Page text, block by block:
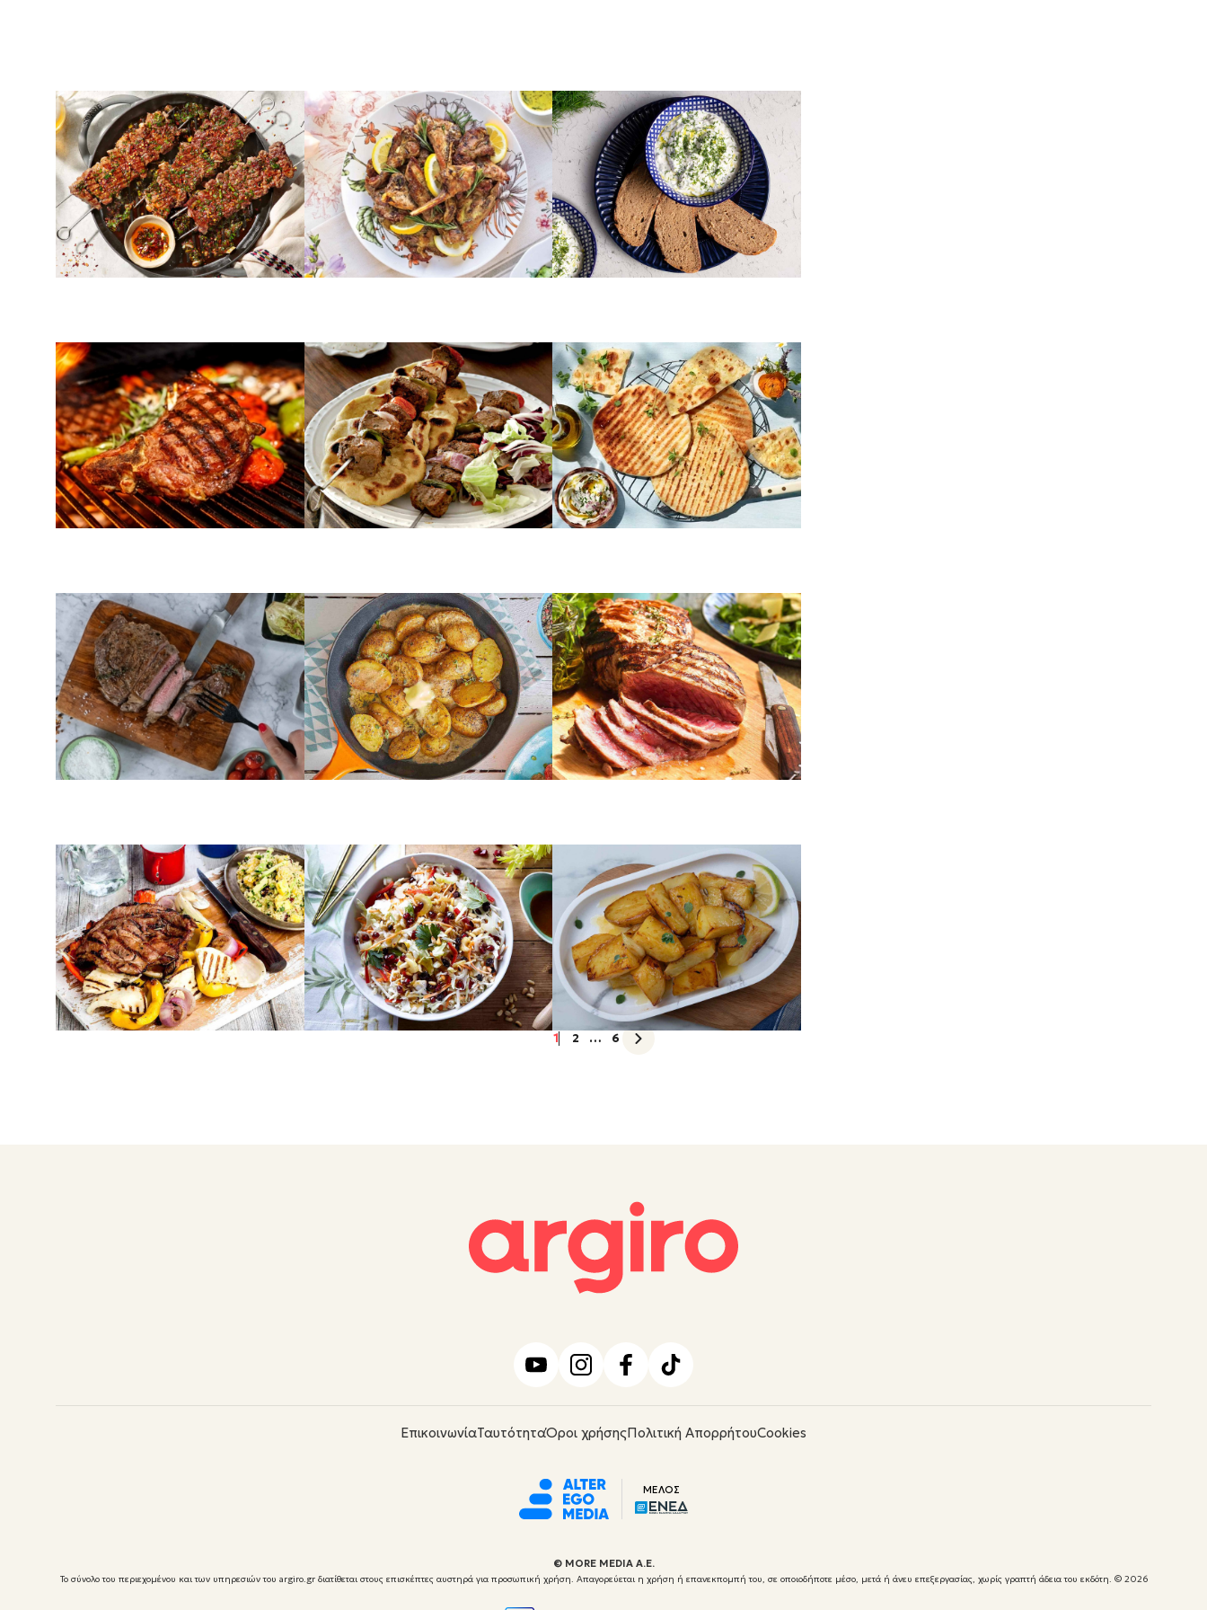
Μοσχαρίσιες μπριζόλες στη
σούβλα
ΑΛΜΥΡΑ
Παϊδάκια στο φούρνο
ΚΡΕΑΣ
Τζατζίκι
ΟΡΕΚΤΙΚΑ
Τσικνοπέμπτη, η γιορτή της
κρεοφαγίας
ΕΛΛΗΝΙΚΕΣ ΠΑΡΑΔΟΣΕΙΣ
Χοιρινά σουβλάκια
ΚΡΕΑΣ
Πίτες για σουβλάκι
ΠΙΤΕΣ
Μοσχαρίσια μπριζόλα
σταβλίσια μαριναρισμένη
ΚΡΕΑΣ
Πατάτες βουτύρου
ΠΑΤΑΤΕΣ
Μοσχαρίσια ταλιάτα με
τραγανές πατάτες
ΚΡΕΑΣ
Χοιρινές μπριζόλες με ψητά
λαχανικά, ταλαγάνι και κους
κους
ΚΡΕΑΣ
Πολίτικη σαλάτα
ΛΑΧΑΝΙΚΑ
Πατάτες φούρνου
1 2 … 6
ΕπικοινωνίαΤαυτότηταΌροι χρήσηςΠολιτική ΑπορρήτουCookies
ΜΕΛΟΣ
© ΜORE MEDIA Α.Ε.
Το σύνολο του περιεχομένου και των υπηρεσιών του argiro.gr διατίθεται στους επισκέπτες αυστηρά για προσωπική χρήση. Απαγορεύεται η χρήση ή επανεκπομπή του, σε οποιοδήποτε μέσο, μετά ή άνευ επεξεργασίας, χωρίς γραπτή άδεια του εκδότη. © 2026